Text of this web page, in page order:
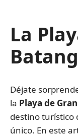
La
Déjate
la Playa de
destino turístico
único. En este